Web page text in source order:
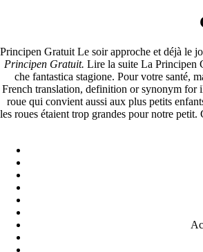
Principen Gratuit Le soir approche et déjà le
Principen Gratuit. Lire la suite La Principen
che fantastica stagione. Pour votre santé,
French translation, definition or synonym for
roue qui convient aussi aux plus petits
les roues étaient trop grandes pour notre
Orgulhosamente desenvolvido com WordPress